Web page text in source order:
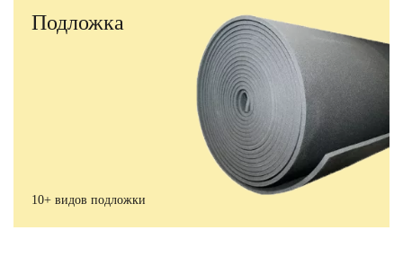
Подложка
10+ видов подложки